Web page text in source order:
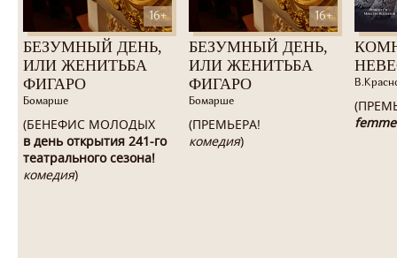
16+
БЕЗУМНЫЙ ДЕНЬ,
ИЛИ ЖЕНИТЬБА
ФИГАРО
Бомарше
(БЕНЕФИС МОЛОДЫХ
в день открытия 241-го
театрального сезона!
комедия)
16+
БЕЗУМНЫЙ ДЕНЬ,
ИЛИ ЖЕНИТЬБА
ФИГАРО
Бомарше
(ПРЕМЬЕРА!
комедия)